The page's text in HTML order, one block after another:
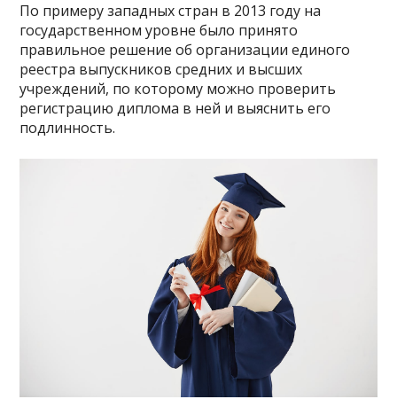
По примеру западных стран в 2013 году на
государственном уровне было принято
правильное решение об организации единого
реестра выпускников средних и высших
учреждений, по которому можно проверить
регистрацию диплома в ней и выяснить его
подлинность.